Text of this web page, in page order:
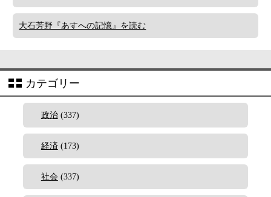
大石芳野『あすへの記憶』を読む
カテゴリー
政治(337)
経済(173)
社会(337)